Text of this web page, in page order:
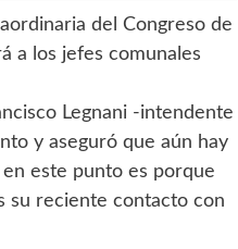
del Congreso de
a los jefes comunales
Legnani -intendente
y aseguró que aún hay
este punto es porque
su reciente contacto con